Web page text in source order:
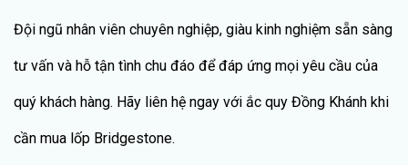
Đội ngũ nhân viên chuyên nghiệp, giàu kinh nghiệm sẵn sàng
tư vấn và hỗ tận tình chu đáo để đáp ứng mọi yêu cầu của
quý khách hàng. Hãy liên hệ ngay với ắc quy Đồng Khánh khi
cần mua lốp Bridgestone.